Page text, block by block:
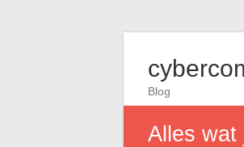
Blog
Alles wat